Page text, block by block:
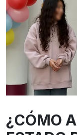
¿CÓMO